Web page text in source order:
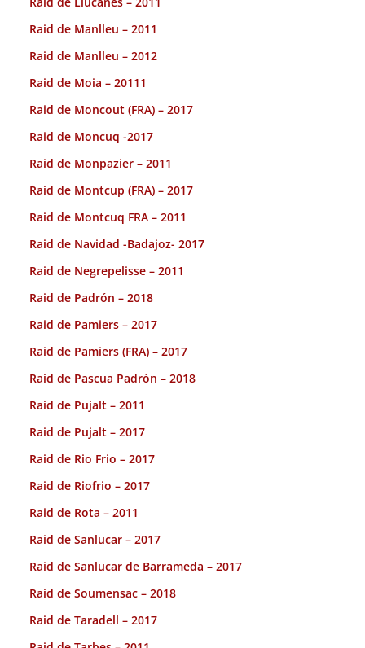
Raid de Manlleu – 2011
Raid de Manlleu – 2012
Raid de Moia – 20111
Raid de Moncout (FRA) – 2017
Raid de Moncuq -2017
Raid de Monpazier – 2011
Raid de Montcup (FRA) – 2017
Raid de Montcuq FRA – 2011
Raid de Navidad -Badajoz- 2017
Raid de Negrepelisse – 2011
Raid de Padrón – 2018
Raid de Pamiers – 2017
Raid de Pamiers (FRA) – 2017
Raid de Pascua Padrón – 2018
Raid de Pujalt – 2011
Raid de Pujalt – 2017
Raid de Rio Frio – 2017
Raid de Riofrio – 2017
Raid de Rota – 2011
Raid de Sanlucar – 2017
Raid de Sanlucar de Barrameda – 2017
Raid de Soumensac – 2018
Raid de Taradell – 2017